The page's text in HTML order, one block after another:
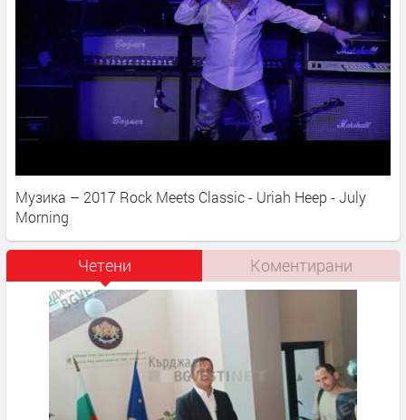
Музика – 2017 Rock Meets Classic - Uriah Heep - July
Morning
Четени Коментирани